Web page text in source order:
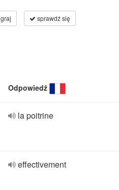
graj sprawdź się
Odpowiedź
la poitrine
effectivement